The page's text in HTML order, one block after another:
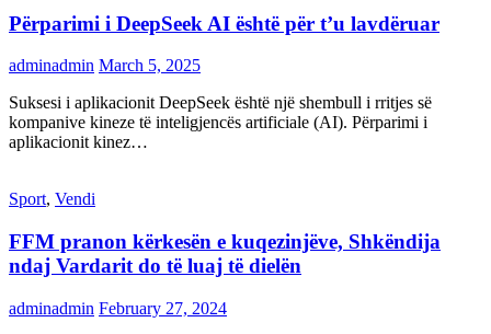
Përparimi i DeepSeek AI është për t’u lavdëruar
adminadmin March 5, 2025
Suksesi i aplikacionit DeepSeek është një shembull i rritjes së
kompanive kineze të inteligjencës artificiale (AI). Përparimi i
aplikacionit kinez…
Sport, Vendi
FFM pranon kërkesën e kuqezinjëve, Shkëndija
ndaj Vardarit do të luaj të dielën
adminadmin February 27, 2024